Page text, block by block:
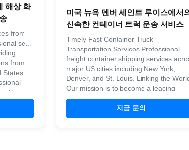
해상 화
from
sea
from
States.
미국 뉴욕 덴버 세인트 루이스에서의
신속한 컨테이너 트럭 운송 서비스
Timely Fast Container Truck
Transportation Services Professional
freight container shipping services
major US cities including New York,
Denver, and St. Louis. Linking the
Our mission is to become a leading
company in the logistics field, achieving
multiple win-win goals. As our ...
지금 문의